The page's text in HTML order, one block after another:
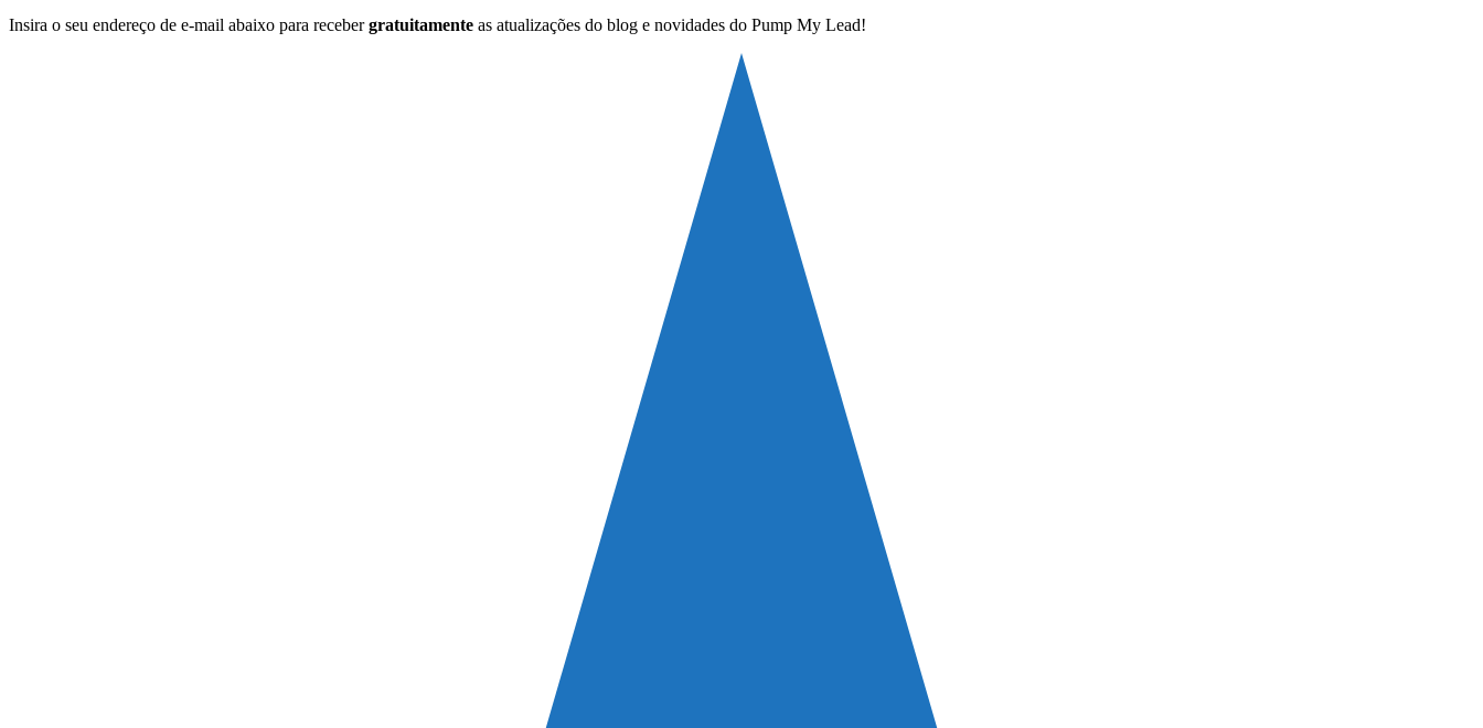
Insira o seu endereço de e-mail abaixo para recebergratuitamente as atualizações do blog e novidades do Pump My Lead!